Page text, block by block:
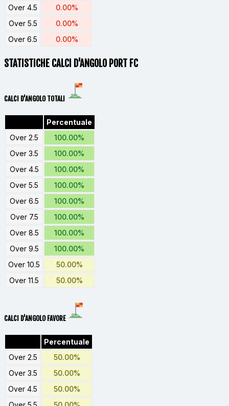
Over 4.5
0.00%
Over 5.5
0.00%
Over 6.5
0.00%
STATISTICHE CALCI D'ANGOLO PORT FC
CALCI D'ANGOLO TOTALI
Percentuale
Over 2.5
100.00%
Over 3.5
100.00%
Over 4.5
100.00%
Over 5.5
100.00%
Over 6.5
100.00%
Over 7.5
100.00%
Over 8.5
100.00%
Over 9.5
100.00%
Over 10.5
50.00%
Over 11.5
50.00%
CALCI D'ANGOLO FAVORE
Percentuale
Over 2.5
50.00%
Over 3.5
50.00%
Over 4.5
50.00%